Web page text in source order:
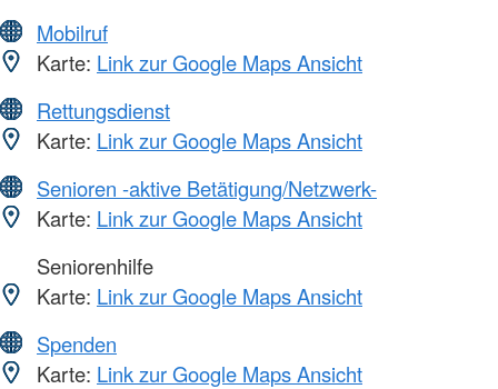
Mobilruf
Karte: Link zur Google Maps Ansicht
Rettungsdienst
Karte: Link zur Google Maps Ansicht
Senioren -aktive Betätigung/Netzwerk-
Karte: Link zur Google Maps Ansicht
Seniorenhilfe
Karte: Link zur Google Maps Ansicht
Spenden
Karte: Link zur Google Maps Ansicht